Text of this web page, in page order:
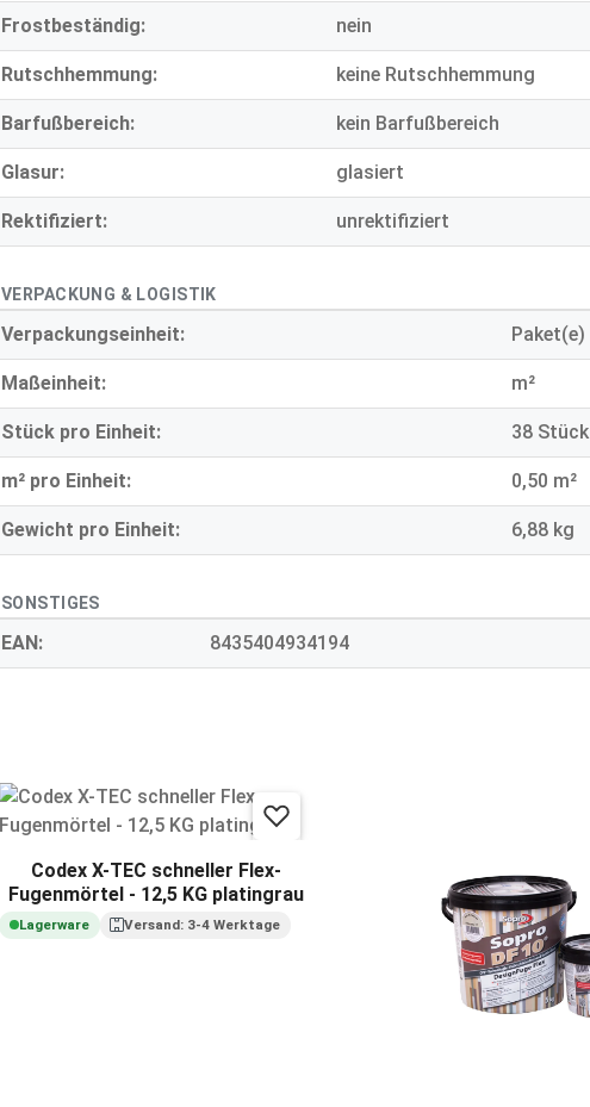
Frostbeständig: nein
Rutschhemmung: keine Rutschhemmung
Barfußbereich: kein Barfußbereich
Glasur: glasiert
Rektifiziert: unrektifiziert
VERPACKUNG & LOGISTIK
Verpackungseinheit: Paket(e)
Maßeinheit: m²
Stück pro Einheit: 38 Stück
m² pro Einheit: 0,50 m²
Gewicht pro Einheit: 6,88 kg
SONSTIGES
EAN: 8435404934194
Codex X-TEC schneller Flex-
Fugenmörtel - 12,5 KG platingrau
Lagerware Versand: 3-4 Werktage